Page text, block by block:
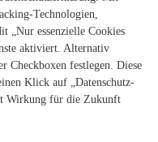
Technologien,
„Nur essenzielle Cookies
aktiviert. Alternativ
Checkboxen festlegen. Diese
Klick auf „Datenschutz-
Wirkung für die Zukunft